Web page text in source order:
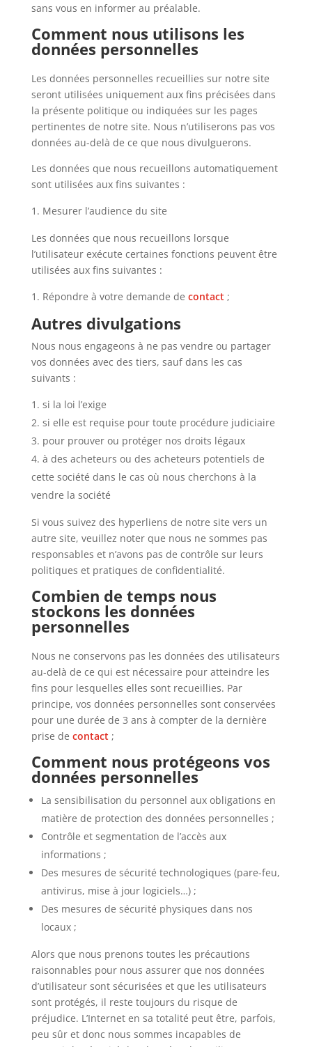
sans vous en informer au préalable.
Comment nous utilisons les
données personnelles
Les données personnelles recueillies sur notre site
seront utilisées uniquement aux fins précisées dans
la présente politique ou indiquées sur les pages
pertinentes de notre site. Nous n’utiliserons pas vos
données au-delà de ce que nous divulguerons.
Les données que nous recueillons automatiquement
sont utilisées aux fins suivantes :
Mesurer l’audience du site
Les données que nous recueillons lorsque
l’utilisateur exécute certaines fonctions peuvent être
utilisées aux fins suivantes :
Répondre à votre demande de contact ;
Autres divulgations
Nous nous engageons à ne pas vendre ou partager
vos données avec des tiers, sauf dans les cas
suivants :
si la loi l’exige
si elle est requise pour toute procédure judiciaire
pour prouver ou protéger nos droits légaux
à des acheteurs ou des acheteurs potentiels de
cette société dans le cas où nous cherchons à la
vendre la société
Si vous suivez des hyperliens de notre site vers un
autre site, veuillez noter que nous ne sommes pas
responsables et n’avons pas de contrôle sur leurs
politiques et pratiques de confidentialité.
Combien de temps nous
stockons les données
personnelles
Nous ne conservons pas les données des utilisateurs
au-delà de ce qui est nécessaire pour atteindre les
fins pour lesquelles elles sont recueillies. Par
principe, vos données personnelles sont conservées
pour une durée de 3 ans à compter de la dernière
prise de contact ;
Comment nous protégeons vos
données personnelles
La sensibilisation du personnel aux obligations en
matière de protection des données personnelles ;
Contrôle et segmentation de l’accès aux
informations ;
Des mesures de sécurité technologiques (pare-feu,
antivirus, mise à jour logiciels…) ;
Des mesures de sécurité physiques dans nos
locaux ;
Alors que nous prenons toutes les précautions
raisonnables pour nous assurer que nos données
d’utilisateur sont sécurisées et que les utilisateurs
sont protégés, il reste toujours du risque de
préjudice. L’Internet en sa totalité peut être, parfois,
peu sûr et donc nous sommes incapables de